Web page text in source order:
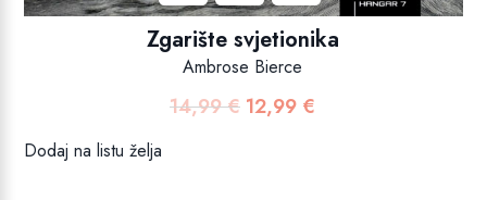
Zgarište svjetionika
Ambrose Bierce
14,99€ Izvorna
12,99 €
Dodaj na listu želja